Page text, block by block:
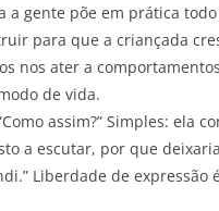
gente põe em prática
para que a criançada
nos ater a
de vida.
assim?” Simples: ela
a escutar, por que
Liberdade de expressão